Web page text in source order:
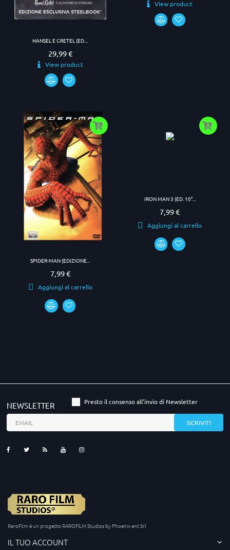
HANSEL E GRETEL (ED....
Prezzo
29,99 €
View product
View product
SPIDER-MAN (EDIZIONE...
Prezzo
7,99 €
Aggiungi al carrello
IRON MAN 3 (ED. 10°...
Prezzo
7,99 €
Aggiungi al carrello
NEWSLETTER Presto il consenso all'invio di Newsletter
RaroFilm è un progetto RAROFILM Studios by Phoenix ent Srl
IL TUO ACCOUNT